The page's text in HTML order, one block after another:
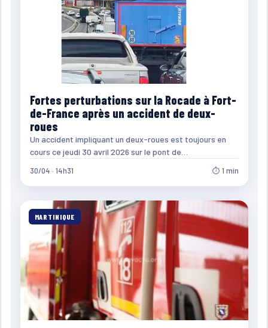
Fortes perturbations sur la Rocade à Fort-
de-France après un accident de deux-
roues
Un accident impliquant un deux-roues est toujours en
cours ce jeudi 30 avril 2026 sur le pont de…
30/04 · 14h31 ⏱ 1 min
MARTINIQUE